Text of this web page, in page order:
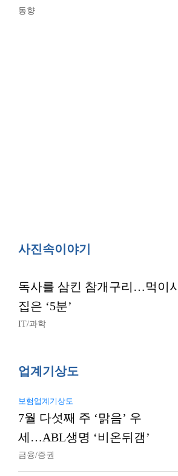
동향
사진속이야기
독사를 삼킨 참개구리…먹이
집은 ‘5분’
IT/과학
업계기상도
보험업계기상도
7월 다섯째 주 ‘맑음’ 우
세…ABL생명 ‘비온뒤갬’
금융/증권